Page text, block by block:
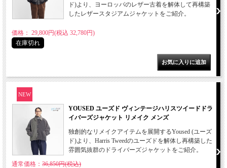
ド)より、ヨーロッパのレザー古着を解体して再構築
したレザースタジアムジャケットをご紹介。
価格： 29,800円(税込 32,780円)
在庫切れ
NEW
YOUSED ユーズド ヴィンテージハリスツイードドラ
イバーズジャケット リメイク メンズ
独創的なリメイクアイテムを展開するYoused (ユーズ
ド)より、Harris Tweedのユーズドを解体し再構築した
雰囲気抜群のドライバーズジャケットをご紹介。
通常価格： 36,850円(税込)